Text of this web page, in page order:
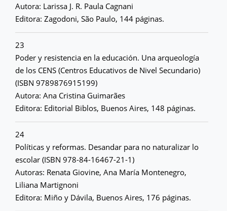
Autora: Larissa J. R. Paula Cagnani
Editora: Zagodoni, São Paulo, 144 páginas.
23
Poder y resistencia en la educación. Una arqueología
de los CENS (Centros Educativos de Nivel Secundario)
(ISBN 9789876915199)
Autora: Ana Cristina Guimarães
Editora: Editorial Biblos, Buenos Aires, 148 páginas.
24
Políticas y reformas. Desandar para no naturalizar lo
escolar (ISBN 978-84-16467-21-1)
Autoras: Renata Giovine, Ana María Montenegro,
Liliana Martignoni
Editora: Miño y Dávila, Buenos Aires, 176 páginas.